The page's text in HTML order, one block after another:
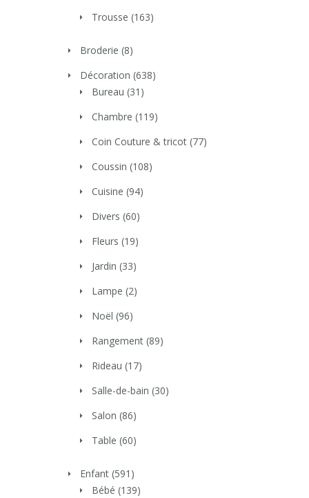
Trousse (163)
Broderie (8)
Décoration (638)
Bureau (31)
Chambre (119)
Coin Couture & tricot (77)
Coussin (108)
Cuisine (94)
Divers (60)
Fleurs (19)
Jardin (33)
Lampe (2)
Noël (96)
Rangement (89)
Rideau (17)
Salle-de-bain (30)
Salon (86)
Table (60)
Enfant (591)
Bébé (139)